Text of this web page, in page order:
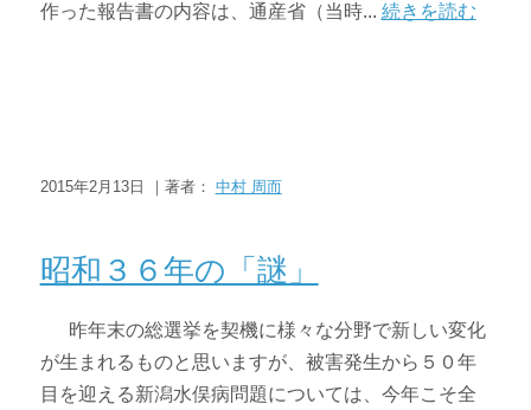
作った報告書の内容は、通産省（当時... 続きを読む
2015年2月13日 ｜著者： 中村 周而
昭和３６年の「謎」
昨年末の総選挙を契機に様々な分野で新しい変化
が生まれるものと思いますが、被害発生から５０年
目を迎える新潟水俣病問題については、今年こそ全